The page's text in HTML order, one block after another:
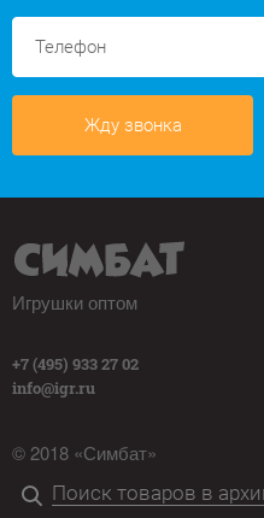
Жду звонка
Игрушки оптом
+7 (495) 933 27 02
info@igr.ru
© 2018 «Симбат»